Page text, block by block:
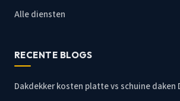
Alle diensten
RECENTE BLOGS
Dakdekker kosten platte vs schuine daken